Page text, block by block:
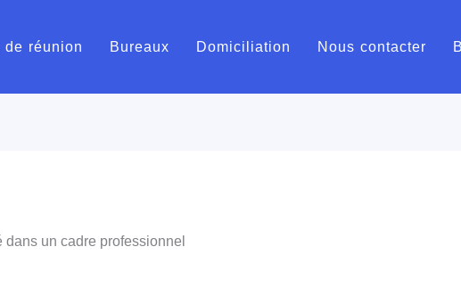
de réunion Bureaux Domiciliation Nous contacter